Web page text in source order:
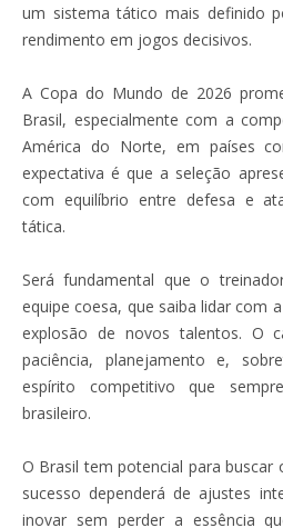
um sistema tático mais definido
rendimento em jogos decisivos.
A Copa do Mundo de 2026
Brasil, especialmente com a
América do Norte, em países
expectativa é que a seleção
com equilíbrio entre defesa e
tática.
Será fundamental que o
equipe coesa, que saiba lidar com
explosão de novos talentos. O
paciência, planejamento e,
espírito competitivo que
brasileiro.
O Brasil tem potencial para
sucesso dependerá de ajustes
inovar sem perder a essência